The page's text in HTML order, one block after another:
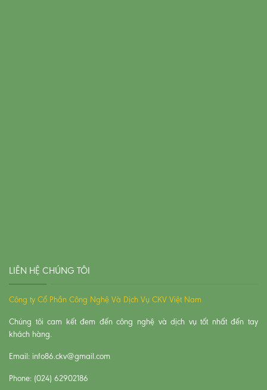
LIÊN HỆ CHÚNG TÔI
Công ty Cổ Phần Công Nghệ Và Dịch Vụ CKV Việt Nam
Chúng tôi cam kết đem đến công nghệ và dịch vụ tốt nhất đến tay
khách hàng.
Email: info86.ckv@gmail.com
Phone: (024) 62902186